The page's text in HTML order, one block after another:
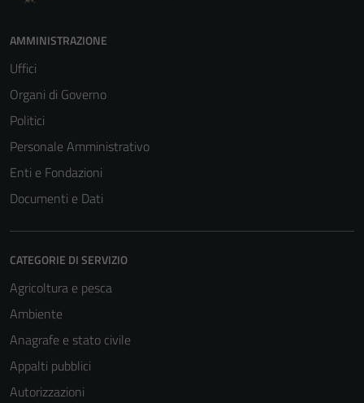
AMMINISTRAZIONE
Uffici
Organi di Governo
Politici
Personale Amministrativo
Enti e Fondazioni
Documenti e Dati
CATEGORIE DI SERVIZIO
Agricoltura e pesca
Ambiente
Anagrafe e stato civile
Appalti pubblici
Autorizzazioni